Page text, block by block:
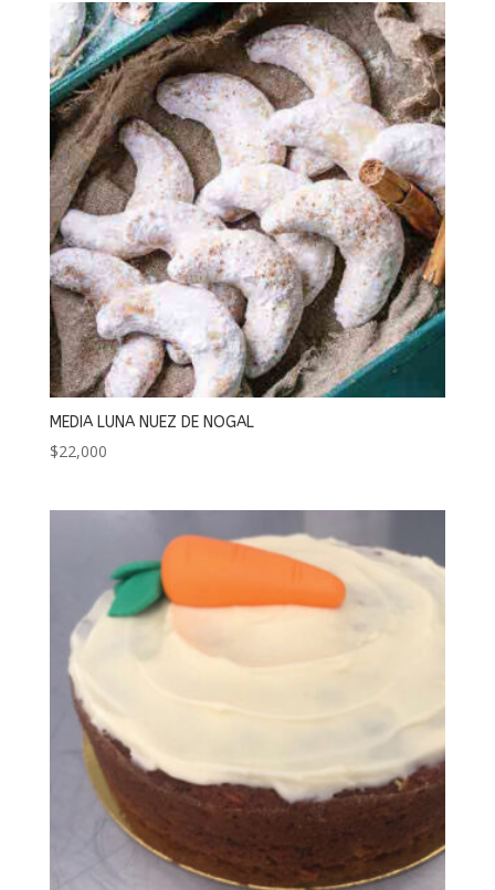
desde
$22,000
hasta
$40,000
MEDIA LUNA NUEZ DE NOGAL
$22,000